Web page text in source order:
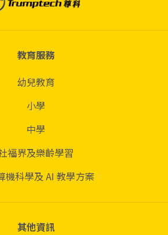
教育服務
幼兒教育
小學
中學
福界及樂齡學習
機科學及 AI 教學方案
其他資訊